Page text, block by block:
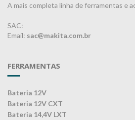
A mais completa linha de ferramentas e
SAC:
Email: sac@makita.com.br
FERRAMENTAS
Bateria 12V
Bateria 12V CXT
Bateria 14,4V LXT